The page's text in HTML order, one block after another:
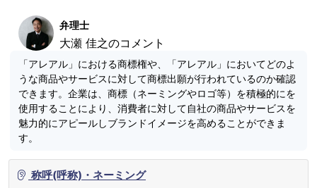
弁理士
大瀬 佳之のコメント
「アレアル」における商標権や、「アレアル」においてどのよ
うな商品やサービスに対して商標出願が行われているのか確認
できます。企業は、商標（ネーミングやロゴ等）を積極的にを
使用することにより、消費者に対して自社の商品やサービスを
魅力的にアピールしブランドイメージを高めることができま
す。
称呼(呼称)・ネーミング